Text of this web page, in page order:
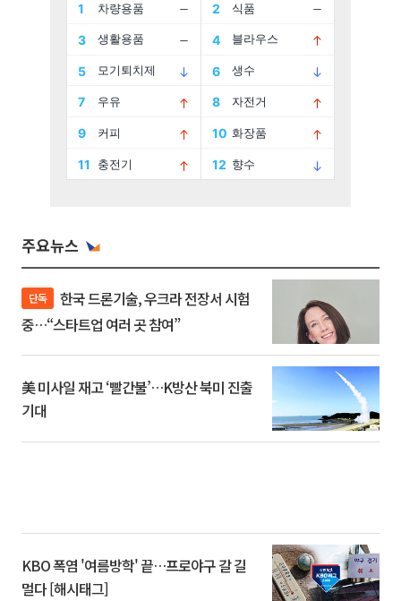
주요뉴스
단독
중…“스타트업 여러 곳 참여”
美 미사일 재고 ‘빨간불’…K방산 북미 진출
기대
KBO 폭염 '여름방학' 끝…프로야구 갈 길
멀다 [해시태그]